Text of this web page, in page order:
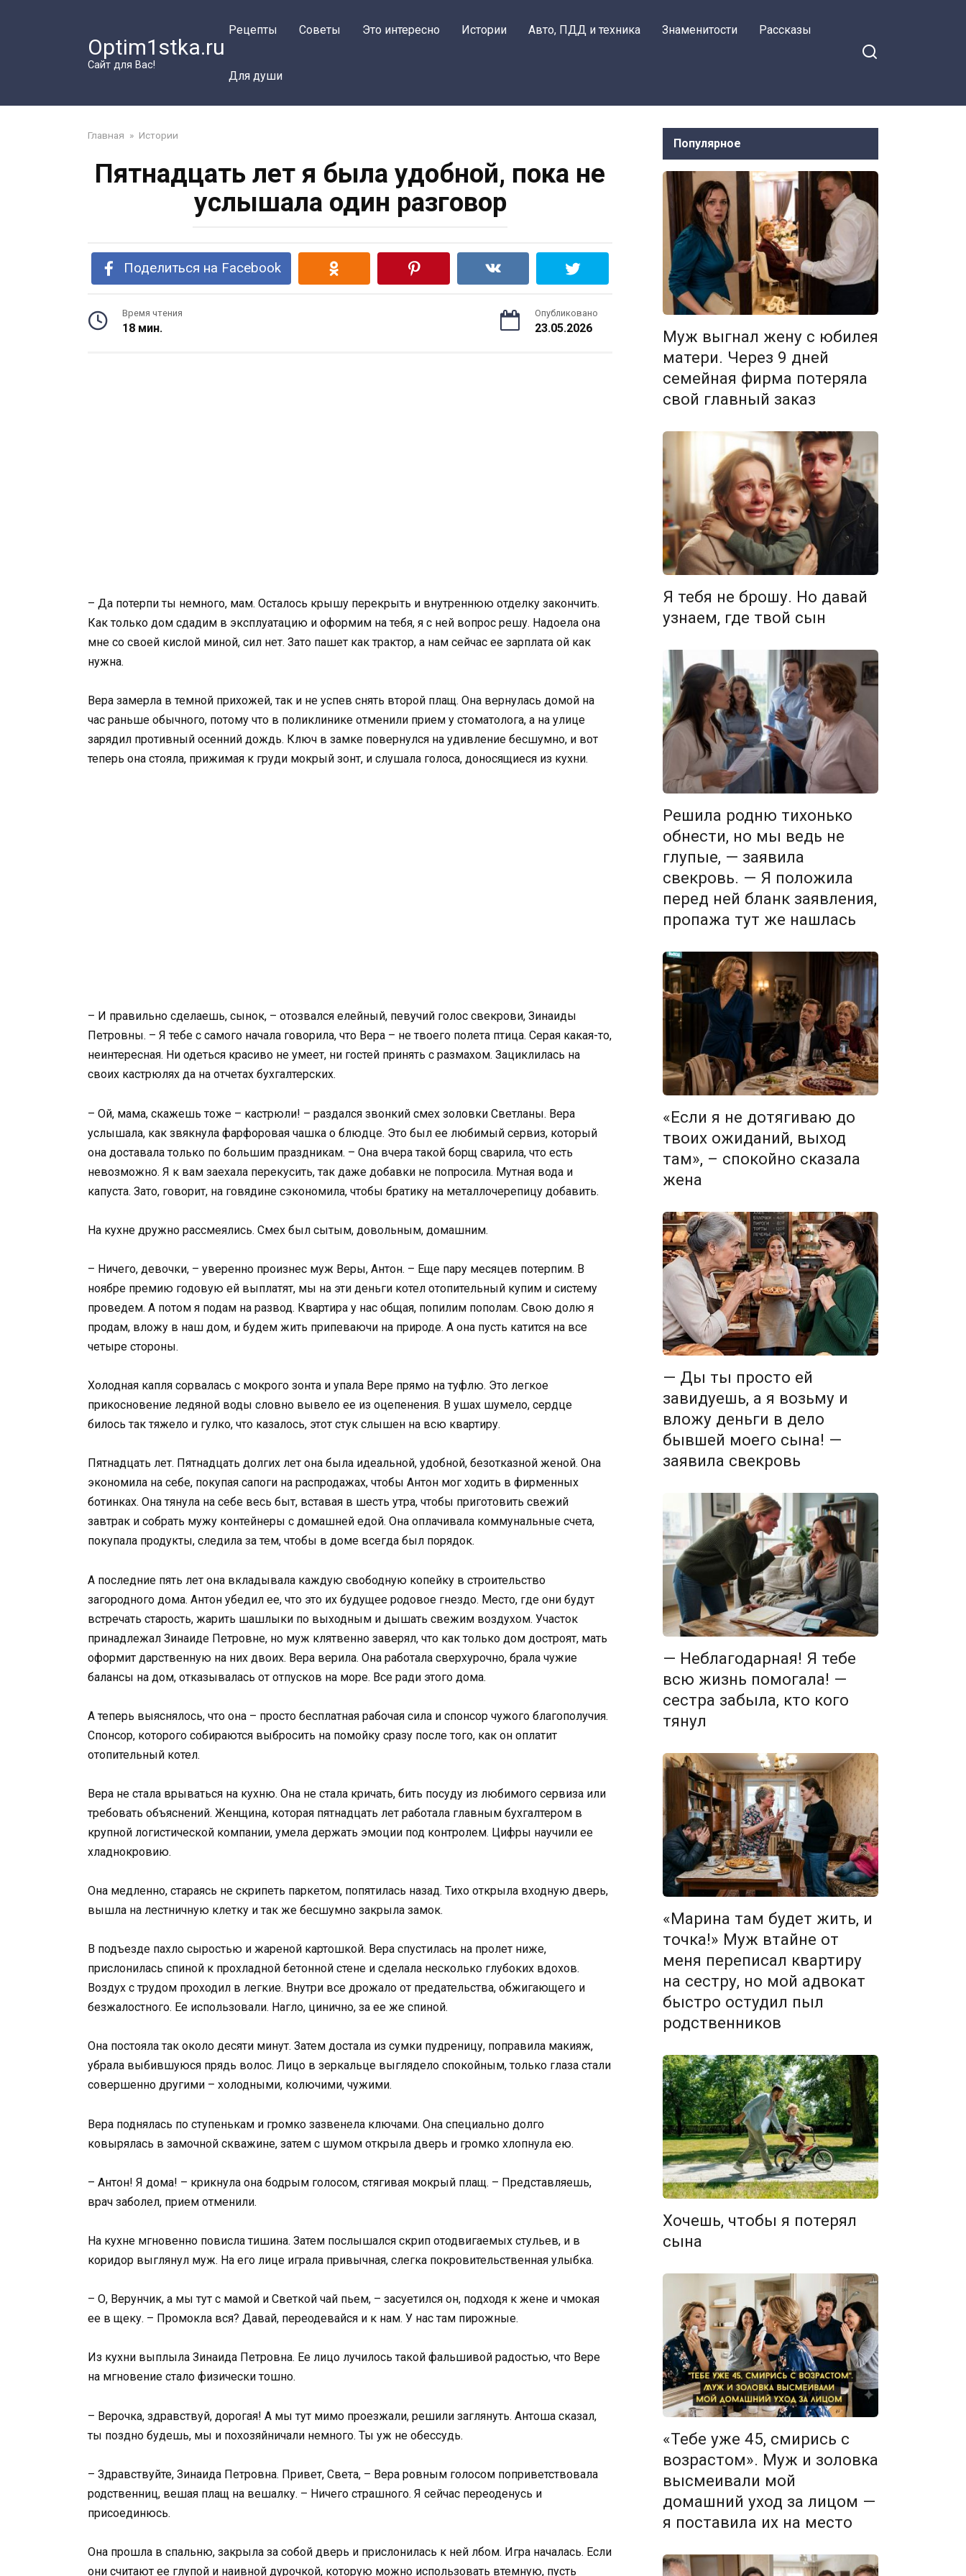
Optim1stka.ru
Сайт для Вас!
Рецепты Советы Это интересно Истории Авто, ПДД и техника Знаменитости Рассказы
Для души
Главная » Истории
Пятнадцать лет я была удобной, пока не
услышала один разговор
Поделиться на Facebook
Время чтения
18 мин.
Опубликовано
23.05.2026
– Да потерпи ты немного, мам. Осталось крышу перекрыть и внутреннюю отделку закончить.
Как только дом сдадим в эксплуатацию и оформим на тебя, я с ней вопрос решу. Надоела она
мне со своей кислой миной, сил нет. Зато пашет как трактор, а нам сейчас ее зарплата ой как
нужна.
Вера замерла в темной прихожей, так и не успев снять второй плащ. Она вернулась домой на
час раньше обычного, потому что в поликлинике отменили прием у стоматолога, а на улице
зарядил противный осенний дождь. Ключ в замке повернулся на удивление бесшумно, и вот
теперь она стояла, прижимая к груди мокрый зонт, и слушала голоса, доносящиеся из кухни.
– И правильно сделаешь, сынок, – отозвался елейный, певучий голос свекрови, Зинаиды
Петровны. – Я тебе с самого начала говорила, что Вера – не твоего полета птица. Серая какая-то,
неинтересная. Ни одеться красиво не умеет, ни гостей принять с размахом. Зациклилась на
своих кастрюлях да на отчетах бухгалтерских.
– Ой, мама, скажешь тоже – кастрюли! – раздался звонкий смех золовки Светланы. Вера
услышала, как звякнула фарфоровая чашка о блюдце. Это был ее любимый сервиз, который
она доставала только по большим праздникам. – Она вчера такой борщ сварила, что есть
невозможно. Я к вам заехала перекусить, так даже добавки не попросила. Мутная вода и
капуста. Зато, говорит, на говядине сэкономила, чтобы братику на металлочерепицу добавить.
На кухне дружно рассмеялись. Смех был сытым, довольным, домашним.
– Ничего, девочки, – уверенно произнес муж Веры, Антон. – Еще пару месяцев потерпим. В
ноябре премию годовую ей выплатят, мы на эти деньги котел отопительный купим и систему
проведем. А потом я подам на развод. Квартира у нас общая, попилим пополам. Свою долю я
продам, вложу в наш дом, и будем жить припеваючи на природе. А она пусть катится на все
четыре стороны.
Холодная капля сорвалась с мокрого зонта и упала Вере прямо на туфлю. Это легкое
прикосновение ледяной воды словно вывело ее из оцепенения. В ушах шумело, сердце
билось так тяжело и гулко, что казалось, этот стук слышен на всю квартиру.
Пятнадцать лет. Пятнадцать долгих лет она была идеальной, удобной, безотказной женой. Она
экономила на себе, покупая сапоги на распродажах, чтобы Антон мог ходить в фирменных
ботинках. Она тянула на себе весь быт, вставая в шесть утра, чтобы приготовить свежий
завтрак и собрать мужу контейнеры с домашней едой. Она оплачивала коммунальные счета,
покупала продукты, следила за тем, чтобы в доме всегда был порядок.
А последние пять лет она вкладывала каждую свободную копейку в строительство
загородного дома. Антон убедил ее, что это их будущее родовое гнездо. Место, где они будут
встречать старость, жарить шашлыки по выходным и дышать свежим воздухом. Участок
принадлежал Зинаиде Петровне, но муж клятвенно заверял, что как только дом достроят, мать
оформит дарственную на них двоих. Вера верила. Она работала сверхурочно, брала чужие
балансы на дом, отказывалась от отпусков на море. Все ради этого дома.
А теперь выяснялось, что она – просто бесплатная рабочая сила и спонсор чужого благополучия.
Спонсор, которого собираются выбросить на помойку сразу после того, как он оплатит
отопительный котел.
Вера не стала врываться на кухню. Она не стала кричать, бить посуду из любимого сервиза или
требовать объяснений. Женщина, которая пятнадцать лет работала главным бухгалтером в
крупной логистической компании, умела держать эмоции под контролем. Цифры научили ее
хладнокровию.
Она медленно, стараясь не скрипеть паркетом, попятилась назад. Тихо открыла входную дверь,
вышла на лестничную клетку и так же бесшумно закрыла замок.
В подъезде пахло сыростью и жареной картошкой. Вера спустилась на пролет ниже,
прислонилась спиной к прохладной бетонной стене и сделала несколько глубоких вдохов.
Воздух с трудом проходил в легкие. Внутри все дрожало от предательства, обжигающего и
безжалостного. Ее использовали. Нагло, цинично, за ее же спиной.
Она постояла так около десяти минут. Затем достала из сумки пудреницу, поправила макияж,
убрала выбившуюся прядь волос. Лицо в зеркальце выглядело спокойным, только глаза стали
совершенно другими – холодными, колючими, чужими.
Вера поднялась по ступенькам и громко зазвенела ключами. Она специально долго
ковырялась в замочной скважине, затем с шумом открыла дверь и громко хлопнула ею.
– Антон! Я дома! – крикнула она бодрым голосом, стягивая мокрый плащ. – Представляешь,
врач заболел, прием отменили.
На кухне мгновенно повисла тишина. Затем послышался скрип отодвигаемых стульев, и в
коридор выглянул муж. На его лице играла привычная, слегка покровительственная улыбка.
– О, Верунчик, а мы тут с мамой и Светкой чай пьем, – засуетился он, подходя к жене и чмокая
ее в щеку. – Промокла вся? Давай, переодевайся и к нам. У нас там пирожные.
Из кухни выплыла Зинаида Петровна. Ее лицо лучилось такой фальшивой радостью, что Вере
на мгновение стало физически тошно.
– Верочка, здравствуй, дорогая! А мы тут мимо проезжали, решили заглянуть. Антоша сказал,
ты поздно будешь, мы и похозяйничали немного. Ты уж не обессудь.
– Здравствуйте, Зинаида Петровна. Привет, Света, – Вера ровным голосом поприветствовала
родственниц, вешая плащ на вешалку. – Ничего страшного. Я сейчас переоденусь и
присоединюсь.
Она прошла в спальню, закрыла за собой дверь и прислонилась к ней лбом. Игра началась. Если
они считают ее глупой и наивной дурочкой, которую можно использовать втемную, пусть
Популярное
Муж выгнал жену с юбилея
матери. Через 9 дней
семейная фирма потеряла
свой главный заказ
Я тебя не брошу. Но давай
узнаем, где твой сын
Решила родню тихонько
обнести, но мы ведь не
глупые, — заявила
свекровь. — Я положила
перед ней бланк заявления,
пропажа тут же нашлась
«Если я не дотягиваю до
твоих ожиданий, выход
там», – спокойно сказала
жена
— Ды ты просто ей
завидуешь, а я возьму и
вложу деньги в дело
бывшей моего сына! —
заявила свекровь
— Неблагодарная! Я тебе
всю жизнь помогала! —
сестра забыла, кто кого
тянул
«Марина там будет жить, и
точка!» Муж втайне от
меня переписал квартиру
на сестру, но мой адвокат
быстро остудил пыл
родственников
Хочешь, чтобы я потерял
сына
«Тебе уже 45, смирись с
возрастом». Муж и золовка
высмеивали мой
домашний уход за лицом —
я поставила их на место